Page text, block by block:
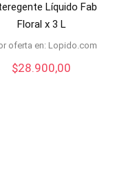
Líquido Fab
Floral x 3 L
oferta en: lopido.com
$28.900,00